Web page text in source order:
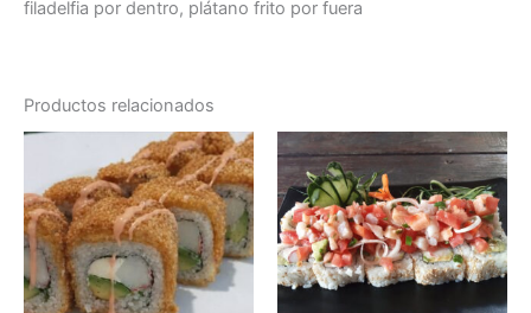
filadelfia por dentro, plátano frito por fuera
Productos relacionados